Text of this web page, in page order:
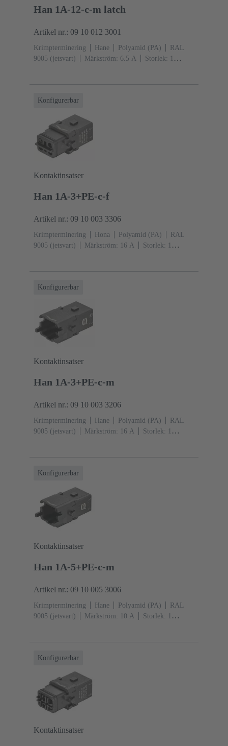
Han 1A-12-c-m latch
Artikel nr.: 09 10 012 3001
Krimpterminering Hane Polyamid (PA)
RAL
9005 (jetsvart)
Märkström: ‌6.5 A
Storlek: 1
Konfigurerbar
Kontaktinsatser
Han 1A-3+PE-c-f
Artikel nr.: 09 10 003 3306
Krimpterminering Hona Polyamid (PA)
RAL
9005 (jetsvart)
Märkström: ‌16 A
Storlek: 1
Konfigurerbar
Kontaktinsatser
Han 1A-3+PE-c-m
Artikel nr.: 09 10 003 3206
Krimpterminering Hane Polyamid (PA)
RAL
9005 (jetsvart)
Märkström: ‌16 A
Storlek: 1
Konfigurerbar
Kontaktinsatser
Han 1A-5+PE-c-m
Artikel nr.: 09 10 005 3006
Krimpterminering Hane Polyamid (PA)
RAL
9005 (jetsvart)
Märkström: ‌10 A
Storlek: 1
Konfigurerbar
Kontaktinsatser